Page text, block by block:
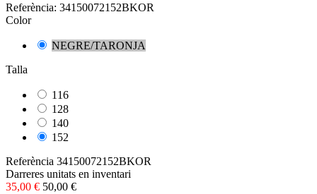
Referència: 34150072152BKOR
Color
NEGRE/TARONJA
Talla
116
128
140
152
Referència 34150072152BKOR
Darreres unitats en inventari
35,00 € 50,00 €